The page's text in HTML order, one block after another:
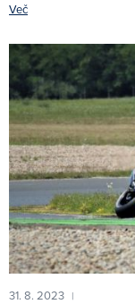
Več
31. 8. 2023 |